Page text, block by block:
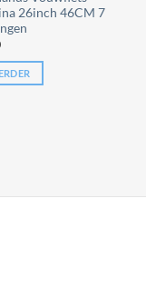
26inch 46CM 7